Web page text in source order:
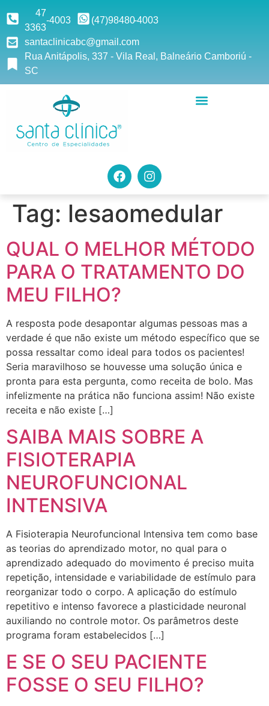
47
3363
-4003 (47)98480-4003
santaclinicabc@gmail.com
Rua Anitápolis, 337 - Vila Real, Balneário Camboriú -
SC
Tag: lesaomedular
QUAL O MELHOR MÉTODO
PARA O TRATAMENTO DO
MEU FILHO?
A resposta pode desapontar algumas pessoas mas a
verdade é que não existe um método específico que se
possa ressaltar como ideal para todos os pacientes!
Seria maravilhoso se houvesse uma solução única e
pronta para esta pergunta, como receita de bolo. Mas
infelizmente na prática não funciona assim! Não existe
receita e não existe […]
SAIBA MAIS SOBRE A
FISIOTERAPIA
NEUROFUNCIONAL
INTENSIVA
A Fisioterapia Neurofuncional Intensiva tem como base
as teorias do aprendizado motor, no qual para o
aprendizado adequado do movimento é preciso muita
repetição, intensidade e variabilidade de estímulo para
reorganizar todo o corpo. A aplicação do estímulo
repetitivo e intenso favorece a plasticidade neuronal
auxiliando no controle motor. Os parâmetros deste
programa foram estabelecidos […]
E SE O SEU PACIENTE
FOSSE O SEU FILHO?